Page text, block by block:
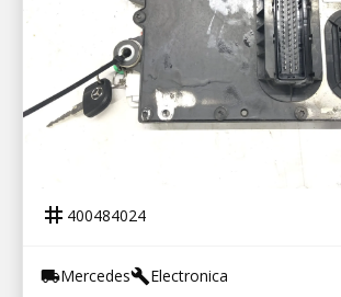
400484024
tag 400484024
local_shippingMercedesbuildElectronica